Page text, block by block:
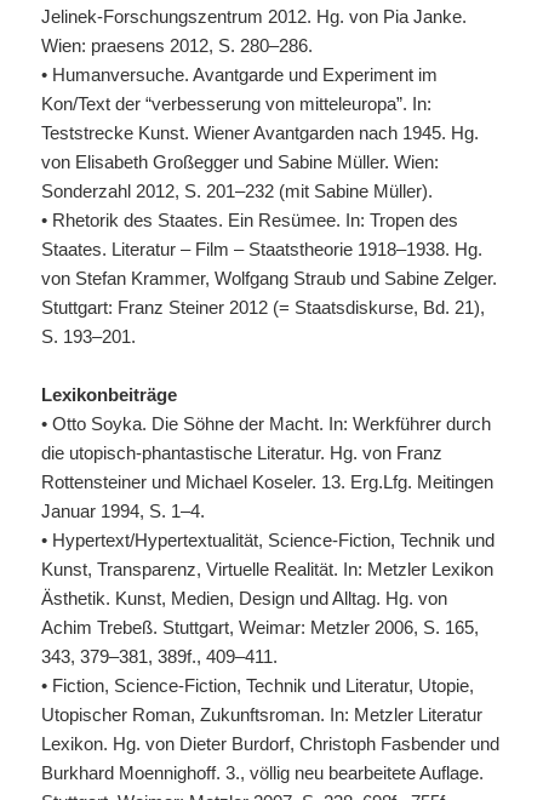
Jelinek-Forschungszentrum 2012. Hg. von Pia Janke.
Wien: praesens 2012, S. 280–286.
• Humanversuche. Avantgarde und Experiment im
Kon/Text der “verbesserung von mitteleuropa”. In:
Teststrecke Kunst. Wiener Avantgarden nach 1945. Hg.
von Elisabeth Großegger und Sabine Müller. Wien:
Sonderzahl 2012, S. 201–232 (mit Sabine Müller).
• Rhetorik des Staates. Ein Resümee. In: Tropen des
Staates. Literatur – Film – Staatstheorie 1918–1938. Hg.
von Stefan Krammer, Wolfgang Straub und Sabine Zelger.
Stuttgart: Franz Steiner 2012 (= Staatsdiskurse, Bd. 21),
S. 193–201.
Lexikonbeiträge
• Otto Soyka. Die Söhne der Macht. In: Werkführer durch
die utopisch-phantastische Literatur. Hg. von Franz
Rottensteiner und Michael Koseler. 13. Erg.Lfg. Meitingen
Januar 1994, S. 1–4.
• Hypertext/Hypertextualität, Science-Fiction, Technik und
Kunst, Transparenz, Virtuelle Realität. In: Metzler Lexikon
Ästhetik. Kunst, Medien, Design und Alltag. Hg. von
Achim Trebeß. Stuttgart, Weimar: Metzler 2006, S. 165,
343, 379–381, 389f., 409–411.
• Fiction, Science-Fiction, Technik und Literatur, Utopie,
Utopischer Roman, Zukunftsroman. In: Metzler Literatur
Lexikon. Hg. von Dieter Burdorf, Christoph Fasbender und
Burkhard Moennighoff. 3., völlig neu bearbeitete Auflage.